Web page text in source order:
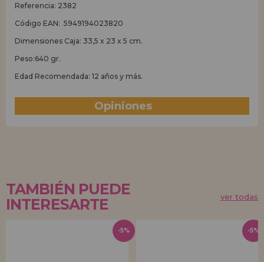
Referencia: 2382
Código EAN: 5949194023820
Dimensiones Caja: 33,5 x 23 x 5 cm.
Peso:640 gr.
Edad Recomendada: 12 años y más.
Opiniones
TAMBIÉN PUEDE
INTERESARTE
ver todas
-5% -5%